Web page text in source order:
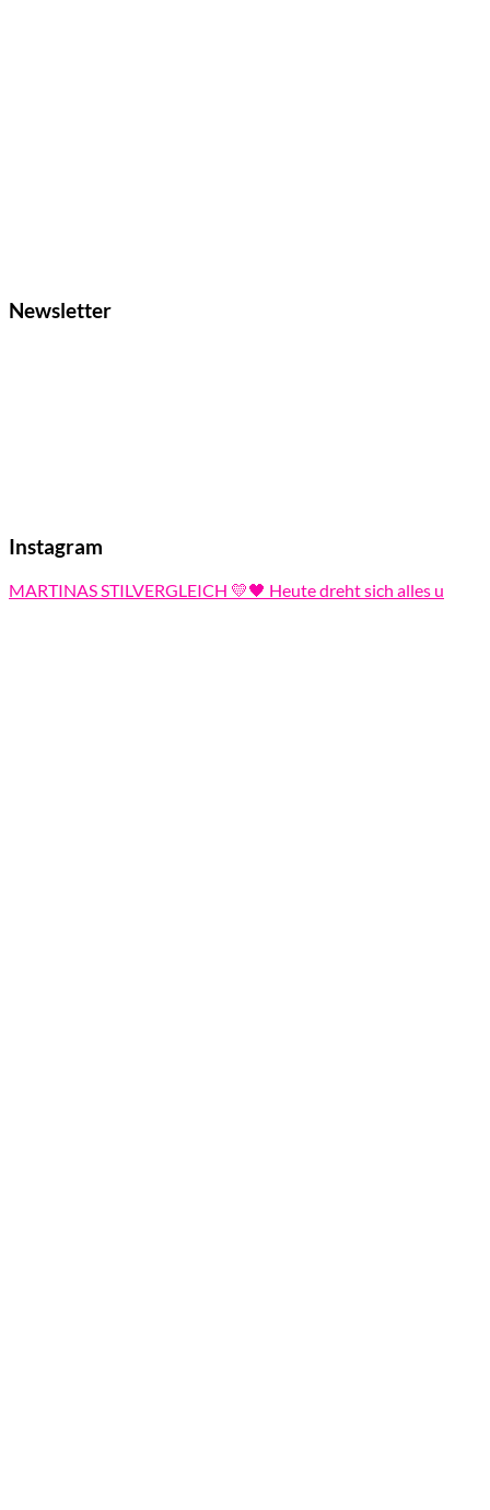
Newsletter
Instagram
MARTINAS STILVERGLEICH 💛🖤 Heute dreht sich alles u